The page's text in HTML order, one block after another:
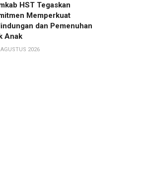
HST Tegaskan
Memperkuat
dan Pemenuhan
Anak
AGUSTUS 2026